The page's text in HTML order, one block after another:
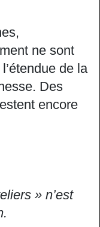
ne sont
de la
Des
encore
» n’est